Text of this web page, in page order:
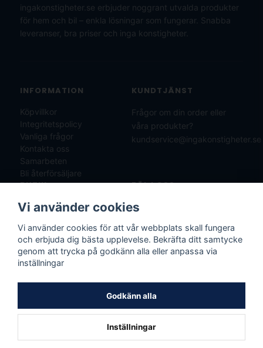
ingakonstigheter.se erbjuder noggrant utvalda produkter
för hem och bil – enkla lösningar som fungerar. Snabba
leveranser, bra priser och inga konstigheter.
INFORMATION
Köpvillkor
Integritetspolicy
Vanliga frågor
Kontakta oss
Samarbeten
Bli återförsäljare
KUNDTJÄNST
Frågor om din order eller
våra produkter?
kundservice@ingakonstigheter.se
BUTIK
IK Solution AB
136 50 Jordbro
Öppettider
FÖLJ OSS
Vi använder cookies
Vi använder cookies för att vår webbplats skall fungera
och erbjuda dig bästa upplevelse. Bekräfta ditt samtycke
genom att trycka på godkänn alla eller anpassa via
inställningar
Godkänn alla
Inställningar